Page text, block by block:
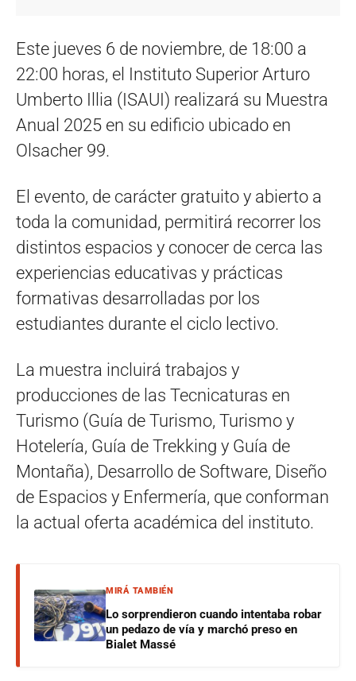
Este jueves 6 de noviembre, de 18:00 a
22:00 horas, el Instituto Superior Arturo
Umberto Illia (ISAUI) realizará su Muestra
Anual 2025 en su edificio ubicado en
Olsacher 99.
El evento, de carácter gratuito y abierto a
toda la comunidad, permitirá recorrer los
distintos espacios y conocer de cerca las
experiencias educativas y prácticas
formativas desarrolladas por los
estudiantes durante el ciclo lectivo.
La muestra incluirá trabajos y
producciones de las Tecnicaturas en
Turismo (Guía de Turismo, Turismo y
Hotelería, Guía de Trekking y Guía de
Montaña), Desarrollo de Software, Diseño
de Espacios y Enfermería, que conforman
la actual oferta académica del instituto.
MIRÁ TAMBIÉN
Lo sorprendieron cuando intentaba robar
un pedazo de vía y marchó preso en
Bialet Massé